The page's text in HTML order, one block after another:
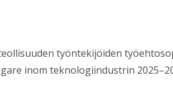
työntekijöiden
inom teknologiindustrin